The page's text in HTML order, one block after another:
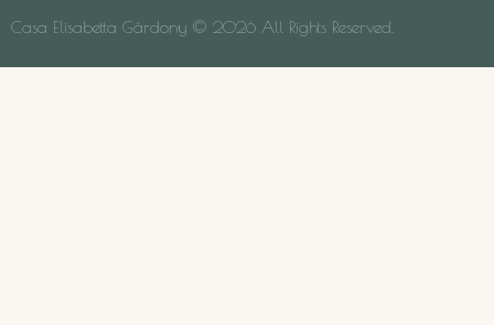
Casa Elisabetta Gárdony © 2026 All Rights Reserved.